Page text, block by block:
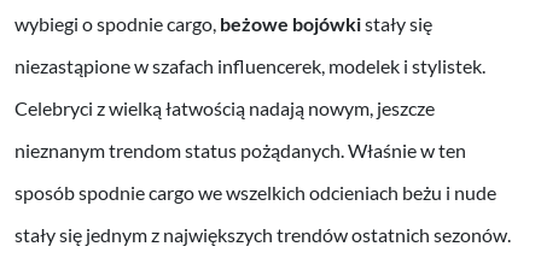
wybiegi o spodnie cargo, beżowe bojówkistały się
niezastąpione w szafach influencerek, modelek i stylistek.
Celebryci z wielką łatwością nadają nowym, jeszcze
nieznanym trendom status pożądanych. Właśnie w ten
sposób spodnie cargo we wszelkich odcieniach beżu i nude
stały się jednym z największych trendów ostatnich sezonów.